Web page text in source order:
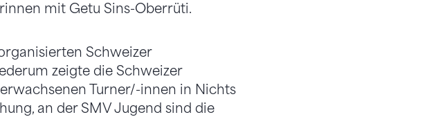
mit Getu Sins-Oberrüti.
Schweizer
zeigte die Schweizer
Turner/-innen in Nichts
an der SMV Jugend sind die